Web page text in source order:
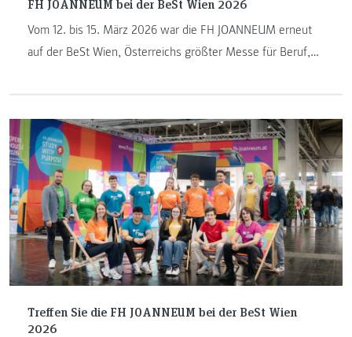
FH JOANNEUM bei der BeSt Wien 2026
Vom 12. bis 15. März 2026 war die FH JOANNEUM erneut
auf der BeSt Wien, Österreichs größter Messe für Beruf,
Treffen Sie die FH JOANNEUM bei der BeSt Wien
2026